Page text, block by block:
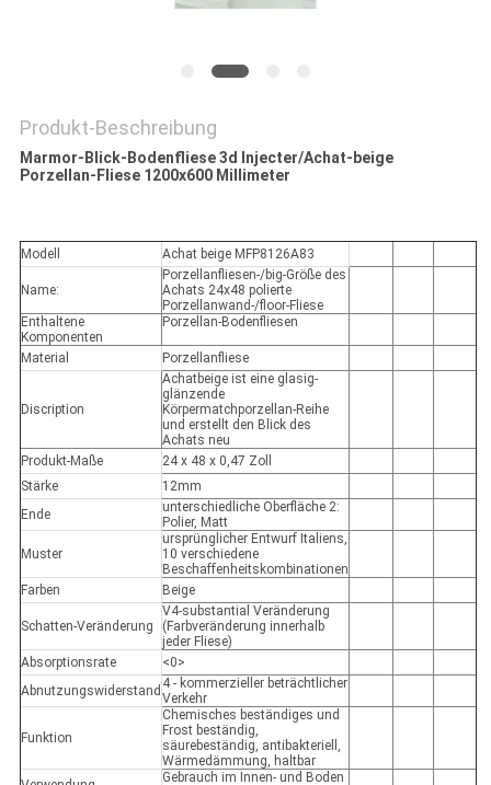
Produkt-Beschreibung
Marmor-Blick-Bodenfliese 3d Injecter/Achat-beige
Porzellan-Fliese 1200x600 Millimeter
Modell Achat beige MFP8126A83
Name:
Porzellanfliesen-/big-Größe des
Achats 24x48 polierte
Porzellanwand-/floor-Fliese
Enthaltene
Komponenten
Porzellan-Bodenfliesen
Material Porzellanfliese
Discription
Achatbeige ist eine glasig-
glänzende
Körpermatchporzellan-Reihe
und erstellt den Blick des
Achats neu
Produkt-Maße
24 x 48 x 0,47 Zoll
Stärke
12mm
Ende
unterschiedliche Oberfläche 2:
Polier, Matt
Muster
ursprünglicher Entwurf Italiens,
10 verschiedene
Beschaffenheitskombinationen
Farben
Beige
Schatten-Veränderung
V4-substantial Veränderung
(Farbveränderung innerhalb
jeder Fliese)
Absorptionsrate
<0>
Abnutzungswiderstand 4 - kommerzieller beträchtlicher
Verkehr
Funktion
Chemisches beständiges und
Frost beständig,
säurebeständig, antibakteriell,
Wärmedämmung, haltbar
Gebrauch im Innen- und Boden